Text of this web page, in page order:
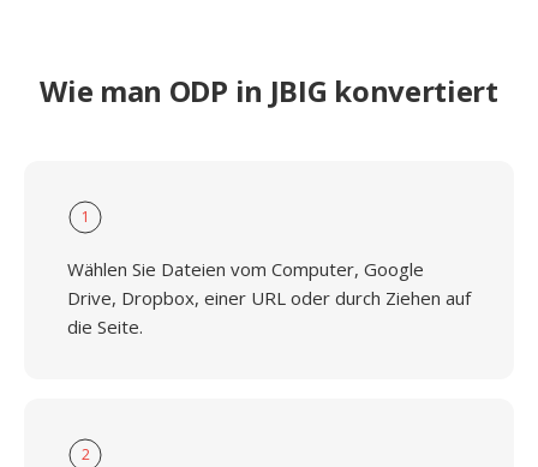
Wie man ODP in JBIG konvertiert
1
Wählen Sie Dateien vom Computer, Google
Drive, Dropbox, einer URL oder durch Ziehen auf
die Seite.
2